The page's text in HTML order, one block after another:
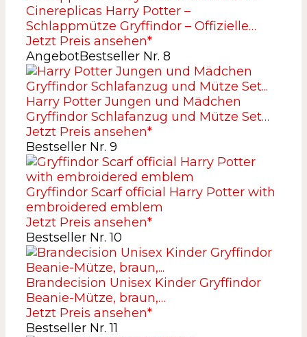
Cinereplicas Harry Potter –
Schlappmütze Gryffindor – Offizielle…
Jetzt Preis ansehen*
AngebotBestseller Nr. 8
Harry Potter Jungen und Mädchen
Gryffindor Schlafanzug und Mütze Set…
Jetzt Preis ansehen*
Bestseller Nr. 9
Gryffindor Scarf official Harry Potter with
embroidered emblem
Jetzt Preis ansehen*
Bestseller Nr. 10
Brandecision Unisex Kinder Gryffindor
Beanie-Mütze, braun,…
Jetzt Preis ansehen*
Bestseller Nr. 11